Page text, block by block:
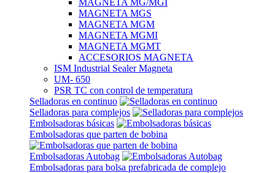
MAGNETA MG/MGI
MAGNETA MGS
MAGNETA MGM
MAGNETA MGMI
MAGNETA MGMT
ACCESORIOS MAGNETA
ISM Industrial Sealer Magneta
UM- 650
PSR TC con control de temperatura
Selladoras en continuo
Selladoras para complejos
Embolsadoras básicas
Embolsadoras que parten de bobina
Embolsadoras Autobag
Embolsadoras para bolsa prefabricada de complejo